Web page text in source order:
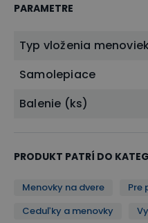
PARAMETRE
Typ vloženia menoviek
Samolepiace
Balenie (ks)
PRODUKT PATRÍ DO
Menovky na dvere
Pre
Ceduľky a menovky